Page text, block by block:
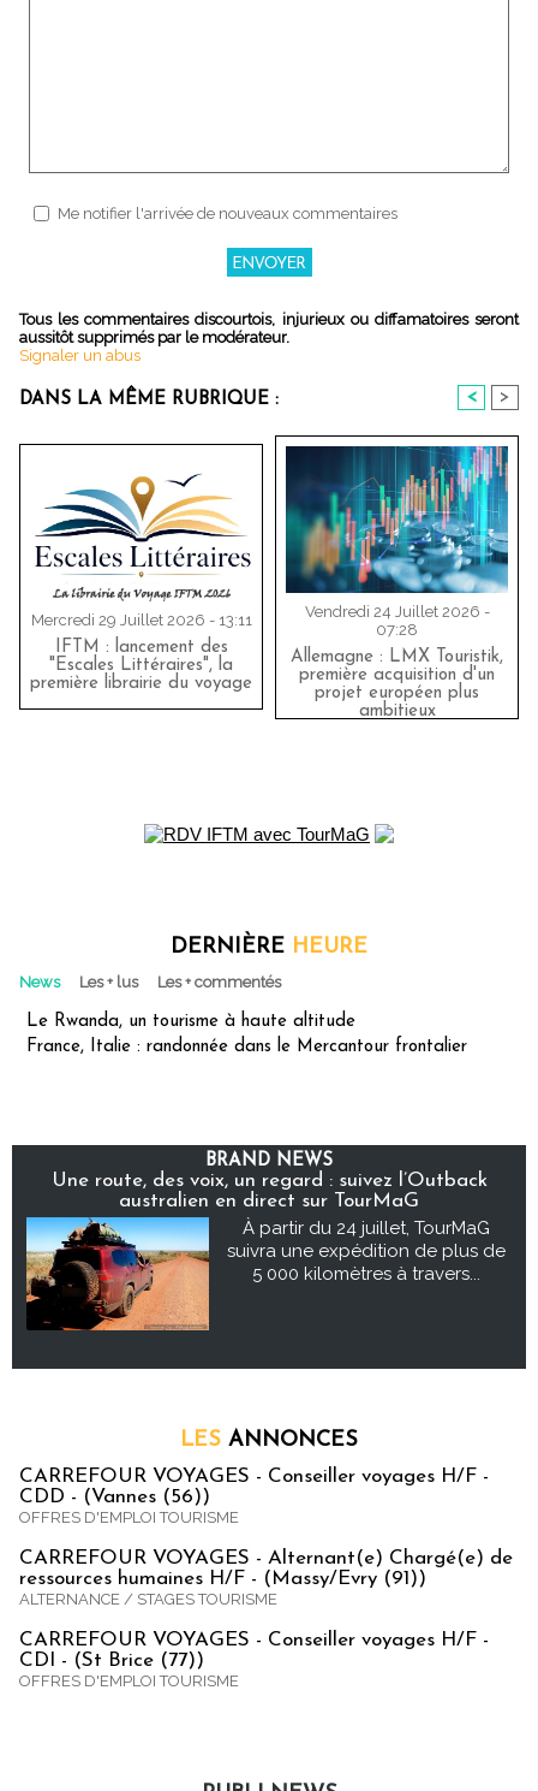
Me notifier l'arrivée de nouveaux commentaires
Tous les commentaires discourtois, injurieux ou diffamatoires seront
aussitôt supprimés par le modérateur.
Signaler un abus
DANS LA MÊME RUBRIQUE : < >
Mercredi 29 Juillet 2026 - 13:11
IFTM : lancement des
"Escales Littéraires", la
première librairie du voyage
Vendredi 24 Juillet 2026 -
07:28
Allemagne : LMX Touristik,
première acquisition d'un
projet européen plus
ambitieux
DERNIÈRE HEURE
News Les + lus Les + commentés
Le Rwanda, un tourisme à haute altitude
France, Italie : randonnée dans le Mercantour frontalier
BRAND NEWS
Une route, des voix, un regard : suivez l’Outback
australien en direct sur TourMaG
À partir du 24 juillet, TourMaG
suivra une expédition de plus de
5 000 kilomètres à travers...
LES ANNONCES
CARREFOUR VOYAGES - Conseiller voyages H/F -
CDD - (Vannes (56))
OFFRES D'EMPLOI TOURISME
CARREFOUR VOYAGES - Alternant(e) Chargé(e) de
ressources humaines H/F - (Massy/Evry (91))
ALTERNANCE / STAGES TOURISME
CARREFOUR VOYAGES - Conseiller voyages H/F -
CDI - (St Brice (77))
OFFRES D'EMPLOI TOURISME